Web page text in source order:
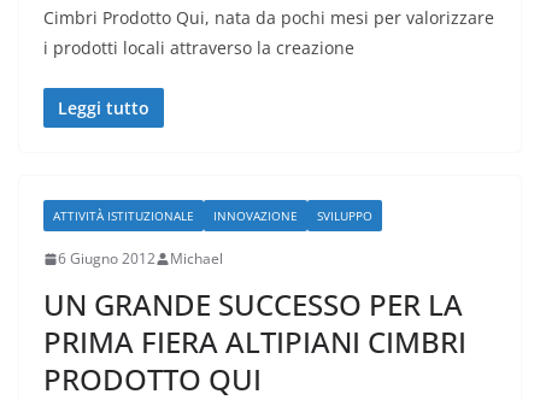
Cimbri Prodotto Qui, nata da pochi mesi per valorizzare
i prodotti locali attraverso la creazione
Leggi tutto
ATTIVITÀ ISTITUZIONALE INNOVAZIONE SVILUPPO
6 Giugno 2012 Michael
UN GRANDE SUCCESSO PER LA
PRIMA FIERA ALTIPIANI CIMBRI
PRODOTTO QUI